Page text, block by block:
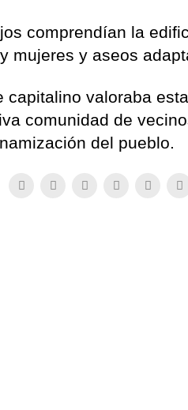
comprendían la
mujeres y aseos
capitalino valoraba
comunidad de
del pueblo.